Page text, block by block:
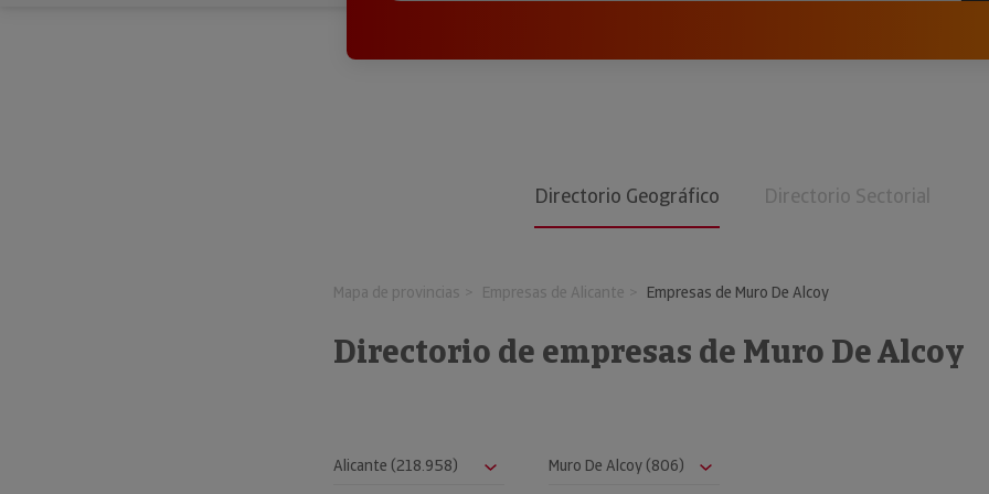
Directorio Geográfico Directorio Sectorial
Mapa de provincias Empresas de Alicante Empresas de Muro De Alcoy
Directorio de empresas de Muro De Alcoy